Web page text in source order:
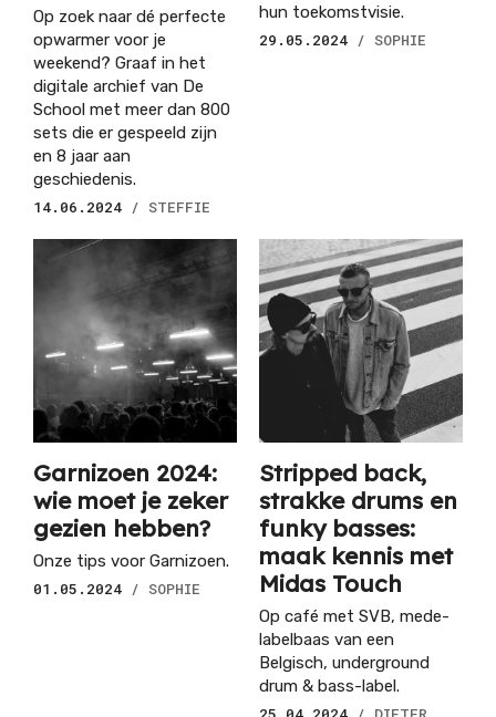
Op zoek naar dé perfecte
opwarmer voor je
weekend? Graaf in het
digitale archief van De
School met meer dan 800
sets die er gespeeld zijn
en 8 jaar aan
geschiedenis.
14.06.2024 / STEFFIE
hun toekomstvisie.
29.05.2024 / SOPHIE
Garnizoen 2024:
wie moet je zeker
gezien hebben?
Onze tips voor Garnizoen.
01.05.2024 / SOPHIE
Stripped back,
strakke drums en
funky basses:
maak kennis met
Midas Touch
Op café met SVB, mede-
labelbaas van een
Belgisch, underground
drum & bass-label.